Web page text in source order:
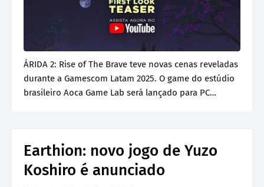
ÁRIDA 2: Rise of The Brave teve novas cenas reveladas
durante a Gamescom Latam 2025. O game do estúdio
brasileiro Aoca Game Lab será lançado para PC…
Earthion: novo jogo de Yuzo
Koshiro é anunciado